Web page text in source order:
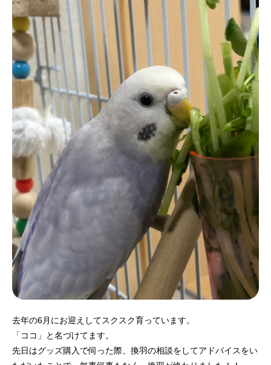
去年の6月にお迎えしてスクスク育っています。
「ココ」と名づけてます。
先日はグッズ購入で伺った際、換羽の相談をしてアドバイスをい